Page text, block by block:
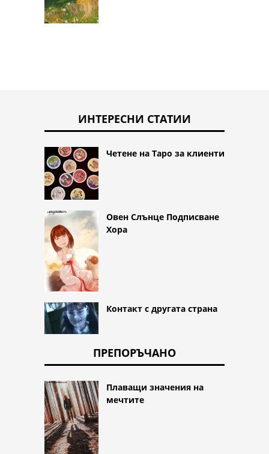
ИНТЕРЕСНИ СТАТИИ
Четене на Таро за клиенти
Овен Слънце Подписване
Хора
Контакт с другата страна
ПРЕПОРЪЧАНО
Плаващи значения на
мечтите